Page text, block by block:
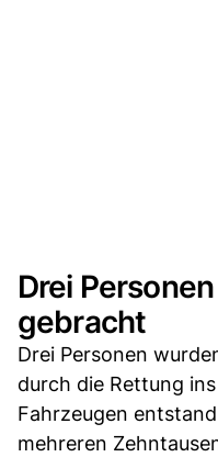
Drei
gebracht
Drei Personen
durch die Rettung
Fahrzeugen
mehreren